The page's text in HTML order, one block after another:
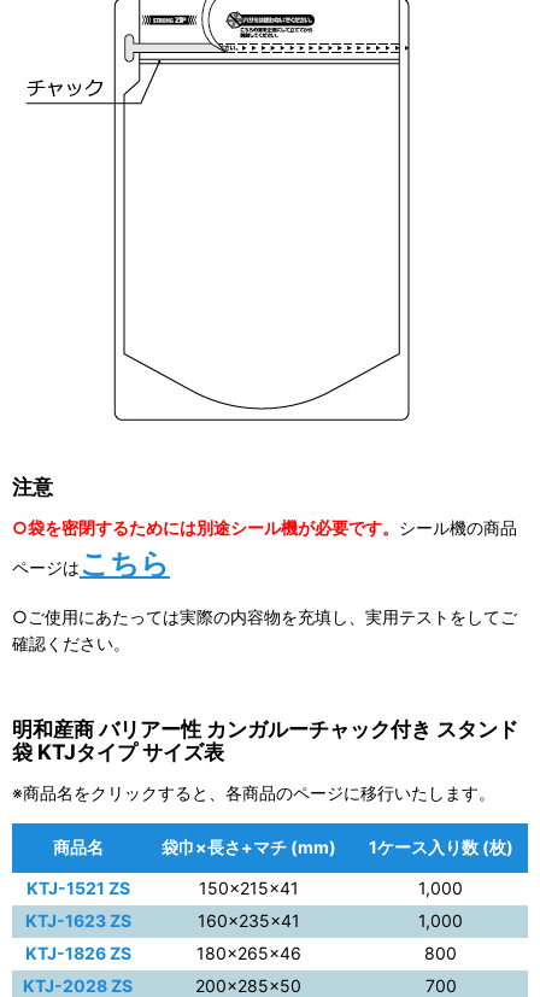
注意
○袋を密閉するためには別途シール機が必要です。 シール機の商品
ページはこちら
○ご使用にあたっては実際の内容物を充填し、実用テストをしてご
確認ください。
明和産商 バリアー性 カンガルーチャック付き スタンド
袋 KTJタイプ サイズ表
※商品名をクリックすると、各商品のページに移行いたします。
商品名 袋巾×長さ+マチ (mm)
1ケース入り数 (枚)
KTJ-1521 ZS
150×215×41
1,000
KTJ-1623 ZS
160×235×41
1,000
KTJ-1826 ZS
180×265×46
800
KTJ-2028 ZS
200×285×50
700